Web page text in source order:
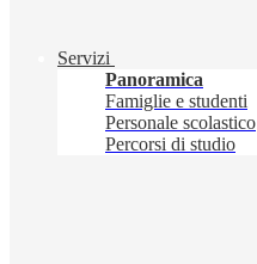
Servizi
Panoramica
Famiglie e studenti
Personale scolastico
Percorsi di studio